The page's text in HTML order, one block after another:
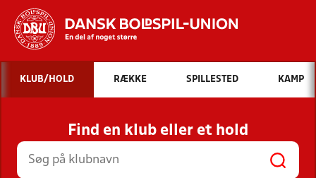
Hvad vil du søge efter?
INDHOLD OG NYHEDER
STILLINGER, RESULTATER, KLUBBER OG
HOLD
KLUB/HOLD RÆKKE SPILLESTED KAMP
Find en klub eller et hold